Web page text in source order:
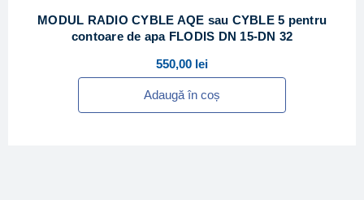
MODUL RADIO CYBLE AQE sau CYBLE 5 pentru
contoare de apa FLODIS DN 15-DN 32
550,00 lei
Adaugă în coș